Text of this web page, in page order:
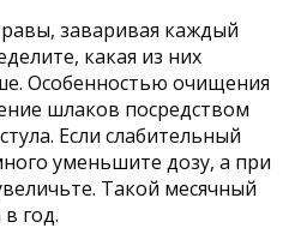
заваривая каждый
какая из них
Особенностью очищения
шлаков посредством
Если слабительный
уменьшите дозу, а при
Такой месячный
год.